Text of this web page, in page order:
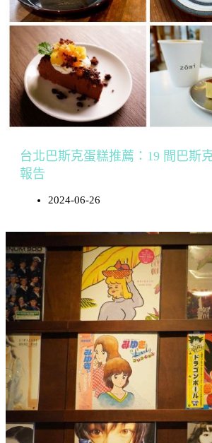
台北巴斯克蛋糕推薦：19 間巴斯
報告
2024-06-26